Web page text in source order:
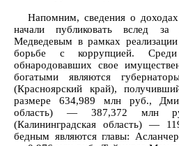
Напомним, сведения о
начали публиковать вслед за
Медведевым в рамках
борьбе с коррупцией.
обнародовавших свое
богатыми являются
(Красноярский край),
размере 634,989 млн руб.,
область) — 387,372 млн
(Калининградская область) —
бедным являются главы: